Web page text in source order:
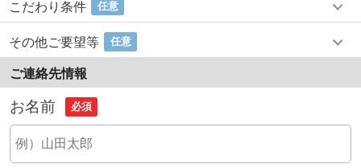
こだわり条件 任意
その他ご要望等 任意
ご連絡先情報
お名前 必須